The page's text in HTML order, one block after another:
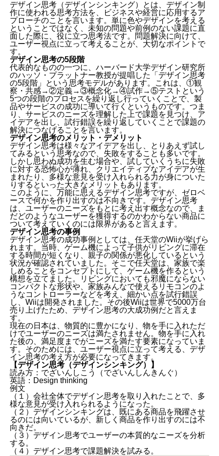
デザイン思考（デザインシンキング）とは、デザイン制
作に使われる思考方法を、ビジネスや経営に応用するア
プローチのことを言います。単に色やデザインを考える
ということではなく、未知の問題や前例のない課題に直
面した際に、役に立つ思考法です。問題解決に向けて、
ユーザー視点に立って考えることが、大切なポイントで
す。
デザイン思考の5段階
代表的なものの一つに、ハーバード大学デザイン研究所
のハッソ・プラットナー教授が提唱した「デザイン思考
の5段階」という思考モデルがあります。これは、①観
察・共感→②定義→③概念化→④試作→⑤テストという
5つの段階のプロセスを繰り返し行っていくことで、製
品やサービスの成功に導いて行くというものです。つま
り、サービスのニーズを理解した上で課題を見つけ、ア
イデアを出し、試行錯誤を繰り返していくことで課題の
解決につなげることを言います。
デザイン思考のメリット・デメリット
デザイン思考は様々なアイデアを出し、とりあえず試し
てみるという思考なので、失敗をすることも多いです。
しかし思わぬ成功を生む場合や、試していくうちに失敗
に対する恐怖心が薄れ、クリエイティブなアイデアが生
まれたり、多様な意見を受け入れられる力が身についた
りするといった大きなメリットもあります。
このように、万能に思えるデザイン思考ですが、ゼロベ
ースで何かを作り出すのは不向きです。デザイン思考
は、ユーザーのニーズをもとに考え出す概念なので、ま
だどのようなユーザーを獲得するのかわからない商品に
ついて考えていくのには限界があると言えます。
デザイン思考の事例
デザイン思考の成功事例としては、任天堂のWiiが挙げら
れます。当時、ゲーム機によって子供がリビングに滞在
する時間が短くなり、親子の関係が悪化しているという
状況が確認されていました。そこで任天堂は、家族で楽
しめることをコンセプトにして、ゲーム機を作るという
構想を立てました。リビングにおいても邪魔にならない
コンパクトな形状や、家族みんなで使えるリモコンのよ
うなコントローラーなどを考え、細かい点を試行錯誤
し、Wiiは開発されました。その後Wiiは世界で5000万台
売り上げたため、デザイン思考の大成功例だと言えま
す。
現在の日本は、物質的に豊かになり、物を手に入れただ
けでユーザーのニーズは満たされません。物を手に入れ
た後の、満足度までがニーズを満たす要素になっていま
す。そのためには、ユーザー視点に立って考える、デザ
イン思考の考え方が必要になってきます。
【デザイン思考（デザインシンキング）
】
読み方：でざいんしこう（でざいんしんきんぐ）
英語：Design thinking
例文
（１）会社全体でデザイン思考を取り入れたことで、多
様な意見が受け入れられるようになった。
（２）デザインシンキングは、既にある商品を飛躍させ
るのには向いているが、新しく商品を作り出すのには不
向きだ。
（３）デザイン思考でユーザーの本質的なニーズを分析
する。
（４）デザイン思考で課題解決を試みる。